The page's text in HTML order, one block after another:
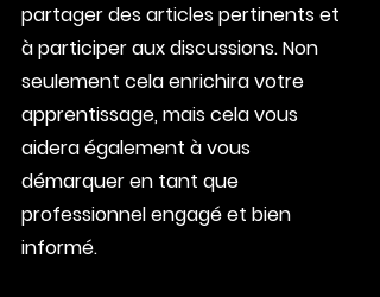
partager des articles pertinents et
à participer aux discussions. Non
seulement cela enrichira votre
apprentissage, mais cela vous
aidera également à vous
démarquer en tant que
professionnel engagé et bien
informé.